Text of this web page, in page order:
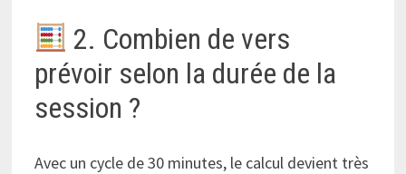
2. Combien de vers
prévoir selon la durée de la
session ?
Avec un cycle de 30 minutes, le calcul devient très